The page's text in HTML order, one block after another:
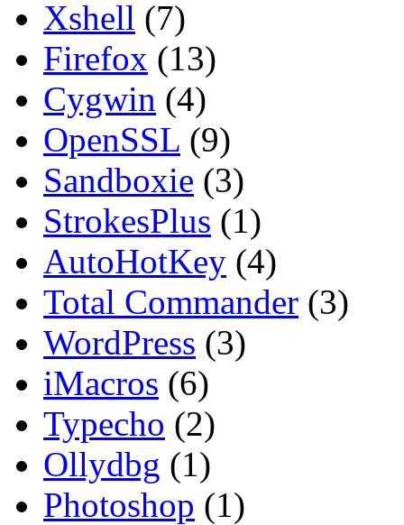
Xshell (7)
Firefox (13)
Cygwin (4)
OpenSSL (9)
Sandboxie (3)
StrokesPlus (1)
AutoHotKey (4)
Total Commander (3)
WordPress (3)
iMacros (6)
Typecho (2)
Ollydbg (1)
Photoshop (1)